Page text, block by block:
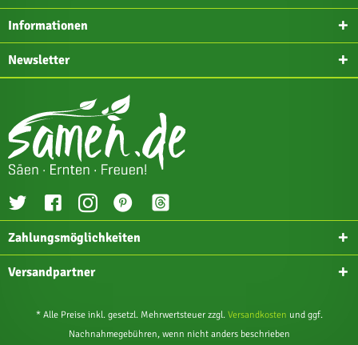
Informationen
Newsletter
Zahlungsmöglichkeiten
Versandpartner
* Alle Preise inkl. gesetzl. Mehrwertsteuer zzgl. Versandkosten und ggf.
Nachnahmegebühren, wenn nicht anders beschrieben